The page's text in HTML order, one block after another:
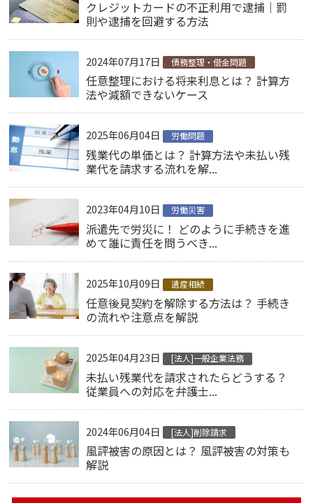
クレジットカードの不正利用で逮捕｜罰
則や逮捕を回避する方法
2024年07月17日 債務整理・借金問題
任意整理における将来利息とは？ 計算方
法や減額できないケース
2025年06月04日 労働問題
残業代の単価とは？ 計算方法や未払い残
業代を請求する流れを解...
2023年04月10日 労働災害
派遣先で労災に！ どのように手続きを進
めて誰に責任を問うべき...
2025年10月09日 遺産相続
任意後見契約を解除する方法は？ 手続き
の流れや注意点を解説
2025年04月23日 [法人]一般企業法務
未払い残業代を請求されたらどうする？
従業員への対応を弁護士...
2024年06月04日 [法人]削除請求
風評被害の原因とは？ 風評被害の対策も
解説